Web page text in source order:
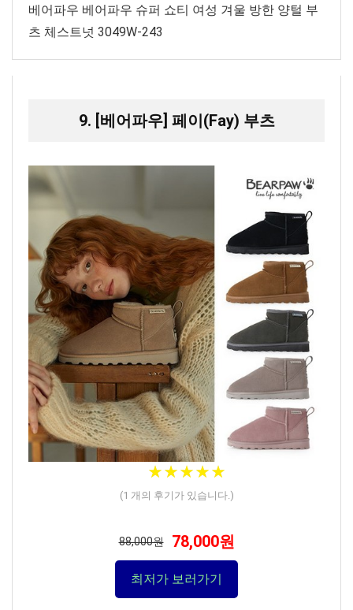
베어파우 베어파우 슈퍼 쇼티 여성 겨울 방한 양털 부
츠 체스트넛 3049W-243
9. [베어파우] 페이(Fay) 부츠
★★★★★
★★★★★
(1 개의 후기가 있습니다.)
88,000원 78,000원
최저가 보러가기